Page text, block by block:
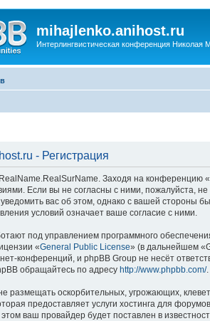
mihajlenko.anihost.ru
Интерлингвистическая конференция Николая
- Регистрация
Заходя на
Если вы не согласны с ними, пожалуйста,
вас об этом, однако с вашей стороны
условий означает ваше согласие с ними.
под управлением программного
«General Public License» (в дальнейшем
конференций, и phpBB Group не несёт
обращайтесь по адресу http://www.phpbb.com/.
размещать оскорбительных, угрожающих,
предоставляет услуги хостинга для
ваш провайдер будет поставлен в